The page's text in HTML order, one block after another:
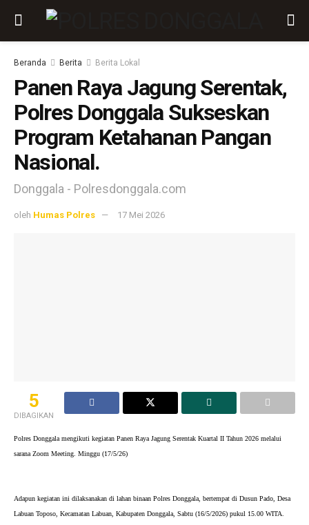
Beranda Berita Berita Lokal
Panen Raya Jagung Serentak,
Polres Donggala Sukseskan
Program Ketahanan Pangan
Nasional.
Donggala - Polresdonggala.com
oleh Humas Polres 17 Mei 2026
5
DIBAGIKAN
Polres Donggala mengikuti kegiatan Panen Raya Jagung Serentak Kuartal II Tahun 2026 melalui
sarana Zoom Meeting. Minggu (17/5/26)
Adapun kegiatan ini dilaksanakan di lahan binaan Polres Donggala, bertempat di Dusun Pado, Desa
Labuan Toposo, Kecamatan Labuan, Kabupaten Donggala, Sabtu (16/5/2026) pukul 15.00 WITA.